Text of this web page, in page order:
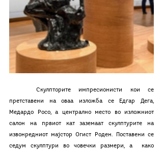
претставени на оваа изложба се Едгар Дега,
Медардо Росо, а централно место во изложниот
салон на првиот кат заземаат скулптурите на
извонредниот мајстор Огист Роден. Поставени се
седум скулптури во човечки размери, а  како